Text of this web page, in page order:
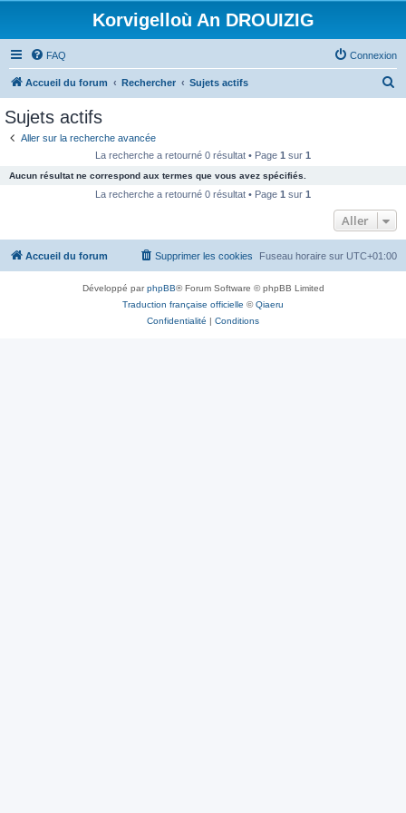
Korvigelloù An DROUIZIG
FAQ Connexion
Accueil du forum Rechercher Sujets actifs
c
e
Sujets actifs
Aller sur la recherche avancée
La recherche a retourné 0 résultat • Page 1 sur 1
Aucun résultat ne correspond aux termes que vous avez spécifiés.
La recherche a retourné 0 résultat • Page 1 sur 1
Aller
Accueil du forum Fuseau horaire sur UTC+01:00
Supprimer les cookies
Développé parphpBB® Forum Software © phpBB Limited
Traduction française officielle ©Qiaeru
Confidentialité | Conditions